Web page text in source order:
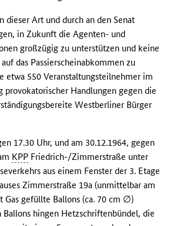
dieser Art und durch an den Senat
in Zukunft die Agenten- und
großzügig zu unterstützen und keine
das Passierscheinabkommen zu
etwa 550 Veranstaltungsteilnehmer im
provokatorischer Handlungen gegen die
Westberliner Bürger
17.30 Uhr, und am 30.12.1964, gegen
KPP Friedrich-/Zimmerstraße unter
aus einem Fenster der 3. Etage
Zimmerstraße 19a (unmittelbar am
Gas gefüllte Ballons (ca. 70 cm ∅)
Ballons hingen Hetzschriftenbündel, die